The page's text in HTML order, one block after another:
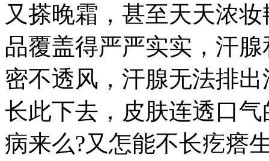
又搽晚霜，甚至天天浓
品覆盖得严严实实，汗
密不透风，汗腺无法排
长此下去，皮肤连透口
病来么?又怎能不长疙瘩